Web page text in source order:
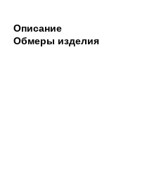
Описание
Обмеры изделия